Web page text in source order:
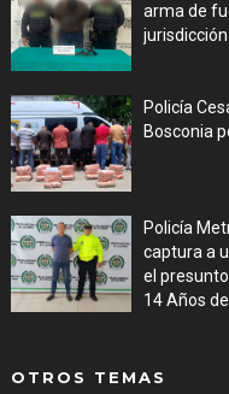
arma de
Policía
Bosconia
Policía
captura a
el
14 Años
OTROS TEMAS